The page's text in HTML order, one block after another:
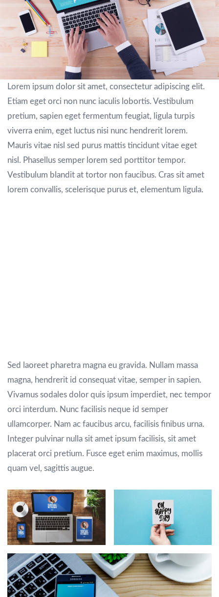
Lorem ipsum dolor sit amet, consectetur adipiscing elit.
Etiam eget orci non nunc iaculis lobortis. Vestibulum
pretium, sapien eget fermentum feugiat, ligula turpis
viverra enim, eget luctus nisi nunc hendrerit lorem.
Mauris vitae nisl sed purus mattis tincidunt vitae eget
nisl. Phasellus semper lorem sed porttitor tempor.
Vestibulum blandit at tortor non faucibus. Cras sit amet
lorem convallis, scelerisque purus et, elementum ligula.
Sed laoreet pharetra magna eu gravida. Nullam massa
magna, hendrerit id consequat vitae, semper in sapien.
Vivamus sodales dolor quis ipsum imperdiet, nec tempor
orci interdum. Nunc facilisis neque id semper
ullamcorper. Nam ac faucibus arcu, facilisis finibus urna.
Integer pulvinar nulla sit amet ipsum facilisis, sit amet
placerat orci pretium. Fusce eget enim maximus, mollis
quam vel, sagittis augue.